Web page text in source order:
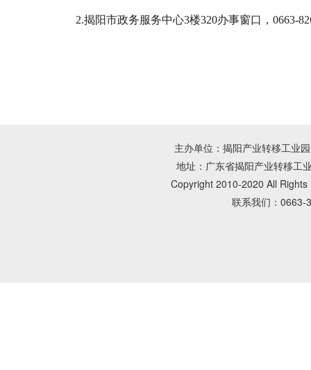
2.揭阳市政务服务中心3楼320办事窗口，0663-
主办单位：揭阳产业转移工业
地址：广东省揭阳产业转移工
Copyright 2010-2020 All
联系我们：0663-